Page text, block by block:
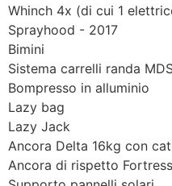
Whinch 4x (di cui 1
Sprayhood - 2017
Bimini
Sistema carrelli randa
Bompresso in alluminio
Lazy bag
Lazy Jack
Ancora Delta 16kg con
Ancora di rispetto Fortress